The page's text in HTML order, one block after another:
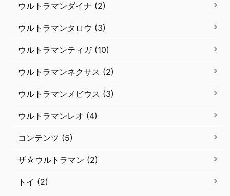
ウルトラマンダイナ (2)
ウルトラマンタロウ (3)
ウルトラマンティガ (10)
ウルトラマンネクサス (2)
ウルトラマンメビウス (3)
ウルトラマンレオ (4)
コンテンツ (5)
ザ☆ウルトラマン (2)
トイ (2)